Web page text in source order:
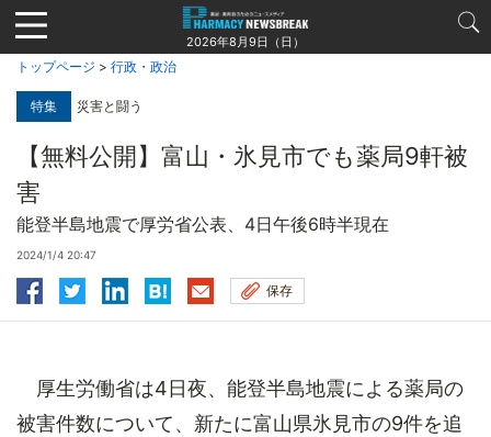
Jump
to
navigation
2026年8月9日（日）
トップページ > 行政・政治
特集 災害と闘う
【無料公開】富山・氷見市でも薬局9軒被
害
能登半島地震で厚労省公表、4日午後6時半現在
2024/1/4 20:47
保存
厚生労働省は4日夜、能登半島地震による薬局の
被害件数について、新たに富山県氷見市の9件を追